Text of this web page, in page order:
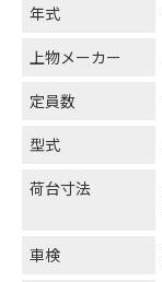
年式
上物メーカー
定員数
型式
荷台寸法
車検